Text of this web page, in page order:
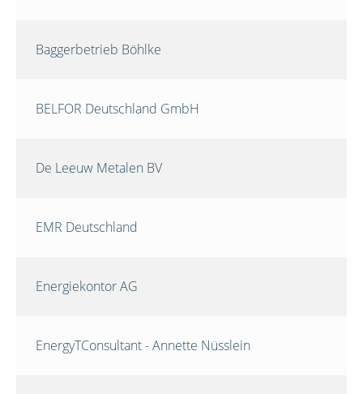
Baggerbetrieb Böhlke
BELFOR Deutschland GmbH
De Leeuw Metalen BV
EMR Deutschland
Energiekontor AG
EnergyTConsultant - Annette Nüsslein